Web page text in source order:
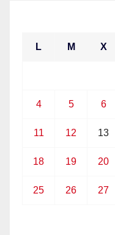
L M X
4 5 6
11 12 13
18 19 20
25 26 27